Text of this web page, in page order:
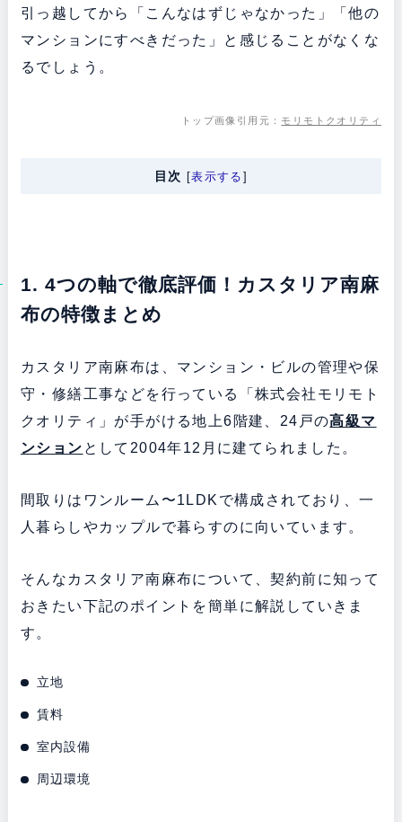
引っ越してから「こんなはずじゃなかった」「他の
マンションにすべきだった」と感じることがなくな
るでしょう。
トップ画像引用元： モリモトクオリティ
目次 [表示する
1. 4つの軸で徹底評価！カスタリア南麻
布の特徴まとめ
カスタリア南麻布は、マンション・ビルの管理や保
守・修繕工事などを行っている「株式会社モリモト
クオリティ」が手がける地上6階建、24戸の高級マ
ンション として2004年12月に建てられました。
間取りはワンルーム〜1LDKで構成されており、一
人暮らしやカップルで暮らすのに向いています。
そんなカスタリア南麻布について、契約前に知って
おきたい下記のポイントを簡単に解説していきま
す。
立地
賃料
室内設備
周辺環境